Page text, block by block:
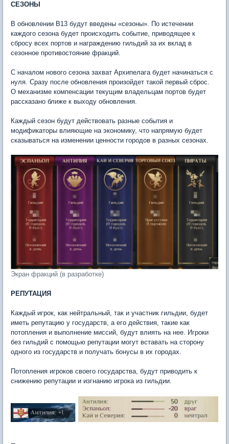
СЕЗОНЫ
В обновлении В13 будут введены «сезоны». По истечении
каждого сезона будет происходить событие, приводящее к
сбросу всех портов и награждению гильдий за их вклад в
сезонное противостояние фракций.
С началом нового сезона захват Архипелага будет начинаться с
нуля. Сразу после обновления произойдет такой первый сброс.
О механизме компенсации текущим владельцам портов будет
рассказано ближе к выходу обновления.
Каждый сезон будут действовать разные события и
модификаторы влияющие на экономику, что напрямую будет
сказываться на изменении ценности городов в разных сезонах.
Экран фракций (в разработке)
РЕПУТАЦИЯ
Каждый игрок, как нейтральный, так и участник гильдии, будет
иметь репутацию у государств, а его действия, такие как
потопления и выполнение миссий, будут влиять на нее. Игроки
без гильдий с помощью репутации могут вставать на сторону
одного из государств и получать бонусы в их городах.
Потопления игроков своего государства, будут приводить к
снижению репутации и изгнанию игрока из гильдии.